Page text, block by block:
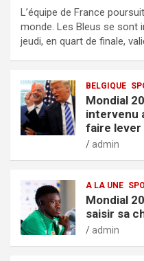
L’équipe de France
monde. Les Bleus se sont
jeudi, en quart de finale,
BELGIQUE
Mondial
intervenu
faire lever
admin
A LA UNE
Mondial
saisir sa
admin